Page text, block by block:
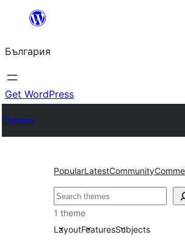
България
Get WordPress
Themes
PopularLatestCommunity
Търсене
1 theme
LayoutFeaturesSubjects